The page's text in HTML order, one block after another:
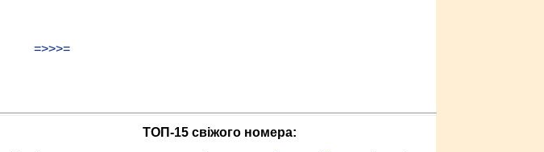
=>>>=
ТОП-15 свіжого номера: